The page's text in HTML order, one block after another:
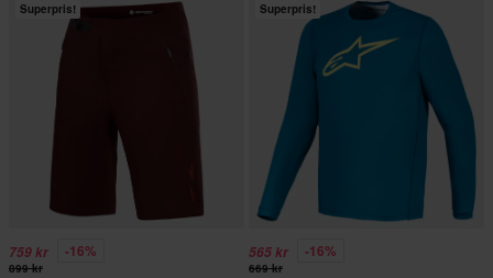
Superpris!
759 kr -16%
899 kr
Superpris!
565 kr -16%
669 kr